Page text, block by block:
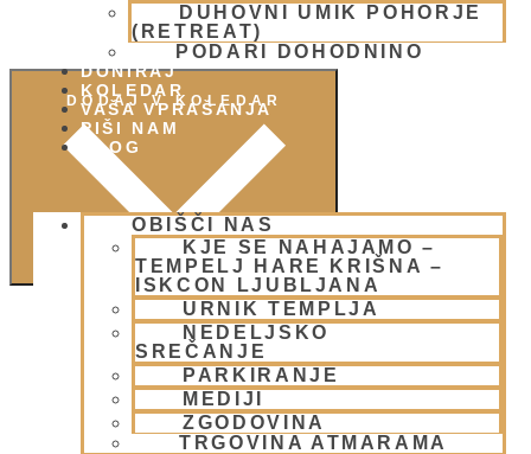
DUHOVNI UMIK POHORJE
(RETREAT)
PODARI DOHODNINO
DONIRAJ
KOLEDAR
VAŠA VPRAŠANJA
PIŠI NAM
BLOG
OBIŠČI NAS
KJE SE NAHAJAMO –
TEMPELJ HARE KRIŠNA –
ISKCON LJUBLJANA
URNIK TEMPLJA
NEDELJSKO
SREČANJE
PARKIRANJE
MEDIJI
ZGODOVINA
TRGOVINA ATMARAMA